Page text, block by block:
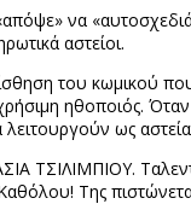
να
αστείοι.
του κωμικού που
ηθοποιός.
ως αστεία
ΤΣΙΛΙΜΠΙΟΥ.
Της